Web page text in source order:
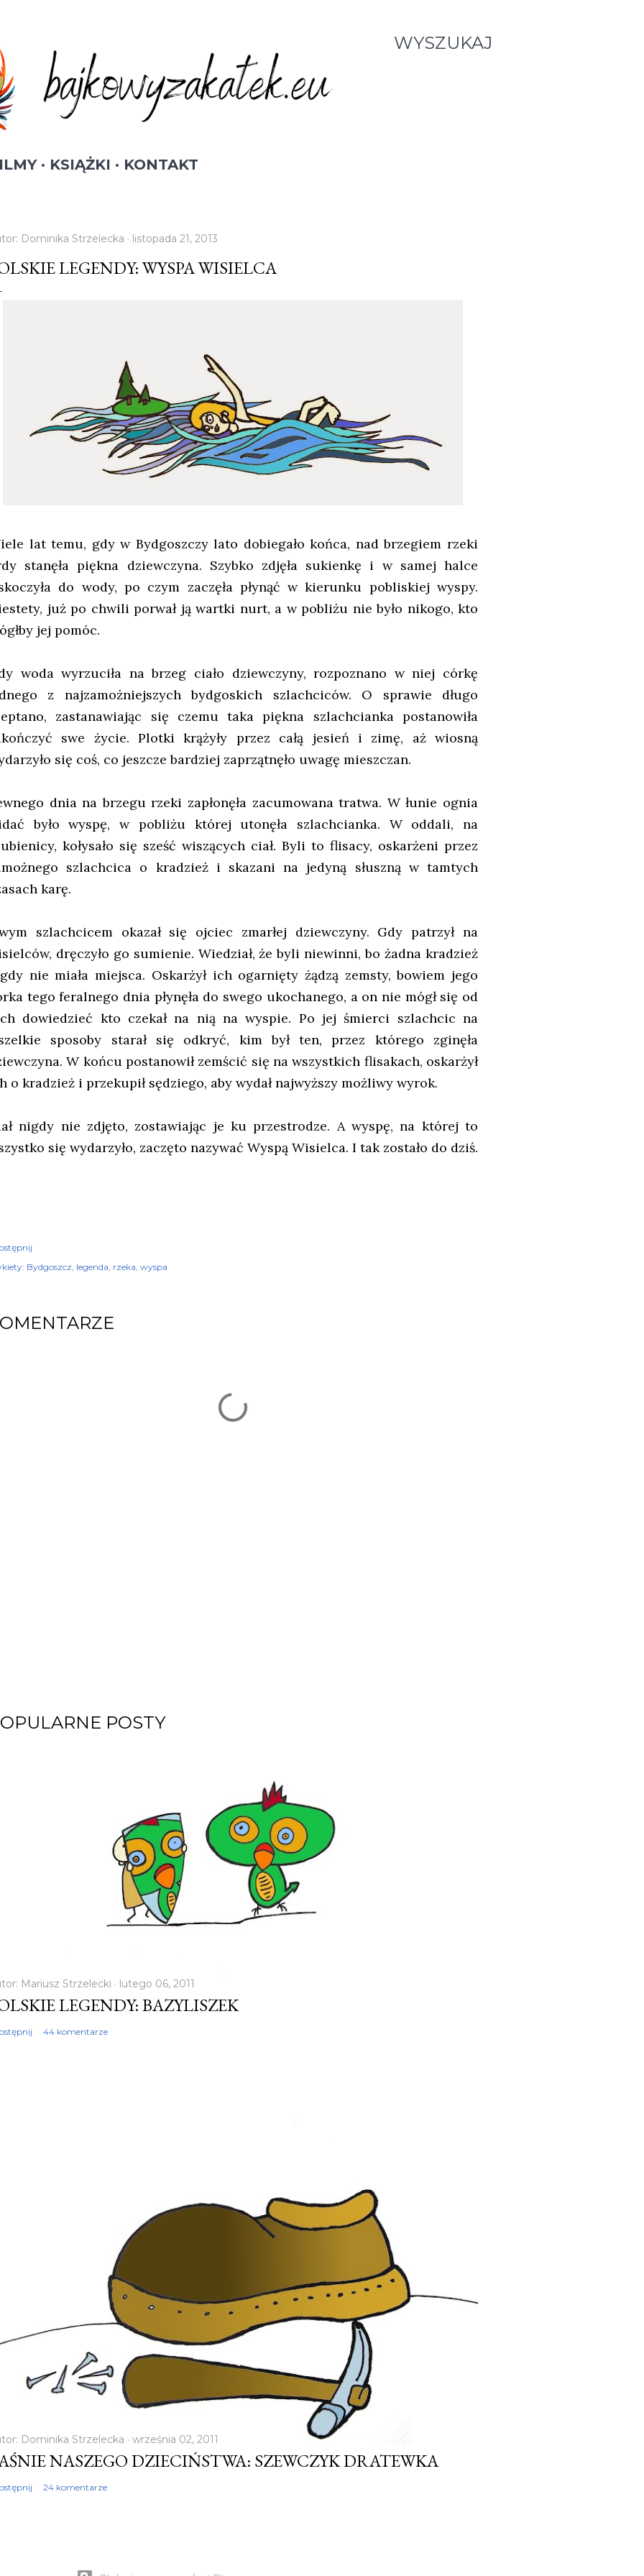
WYSZUKAJ
KSIĄŻKI KONTAKT
Dominika Strzelecka listopada 21, 2013
LEGENDY: WYSPA WISIELCA
lat temu, gdy w Bydgoszczy lato dobiegało końca, nad brzegiem rzeki
stanęła piękna dziewczyna. Szybko zdjęła sukienkę i w samej halce
do wody, po czym zaczęła płynąć w kierunku pobliskiej wyspy.
już po chwili porwał ją wartki nurt, a w pobliżu nie było nikogo, kto
jej pomóc.
woda wyrzuciła na brzeg ciało dziewczyny, rozpoznano w niej córkę
z najzamożniejszych bydgoskich szlachciców. O sprawie długo
zastanawiając się czemu taka piękna szlachcianka postanowiła
swe życie. Plotki krążyły przez całą jesień i zimę, aż wiosną
się coś, co jeszcze bardziej zaprzątnęło uwagę mieszczan.
dnia na brzegu rzeki zapłonęła zacumowana tratwa. W łunie ognia
było wyspę, w pobliżu której utonęła szlachcianka. W oddali, na
kołysało się sześć wiszących ciał. Byli to flisacy, oskarżeni przez
szlachcica o kradzież i skazani na jedyną słuszną w tamtych
karę.
szlachcicem okazał się ojciec zmarłej dziewczyny. Gdy patrzył na
dręczyło go sumienie. Wiedział, że byli niewinni, bo żadna kradzież
nie miała miejsca. Oskarżył ich ogarnięty żądzą zemsty, bowiem jego
tego feralnego dnia płynęła do swego ukochanego, a on nie mógł się od
dowiedzieć kto czekał na nią na wyspie. Po jej śmierci szlachcic na
sposoby starał się odkryć, kim był ten, przez którego zginęła
W końcu postanowił zemścić się na wszystkich flisakach, oskarżył
o kradzież i przekupił sędziego, aby wydał najwyższy możliwy wyrok.
nigdy nie zdjęto, zostawiając je ku przestrodze. A wyspę, na której to
się wydarzyło, zaczęto nazywać Wyspą Wisielca. I tak zostało do dziś.
Bydgoszcz legenda rzeka wyspa
POSTY
Mariusz Strzelecki lutego 06, 2011
LEGENDY: BAZYLISZEK
44 komentarze
Dominika Strzelecka września 02, 2011
NASZEGO DZIECIŃSTWA: SZEWCZYK DRATEWKA
24 komentarze